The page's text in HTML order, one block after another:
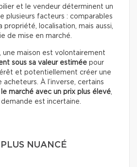
et le vendeur déterminent un
plusieurs facteurs : comparables
localisation, mais aussi,
de mise en marché.
une maison est volontairement
sous sa valeur estimée pour
et potentiellement créer une
À l’inverse, certains
marché avec un prix plus élevé,
est incertaine.
NUANCÉ